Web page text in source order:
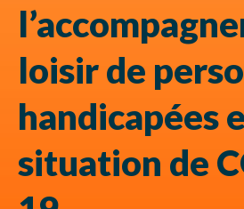
loisir de
handicapées
situation de